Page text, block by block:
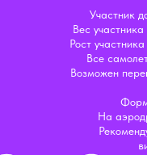
Участник
Вес
Рост
Все
Возможен
На